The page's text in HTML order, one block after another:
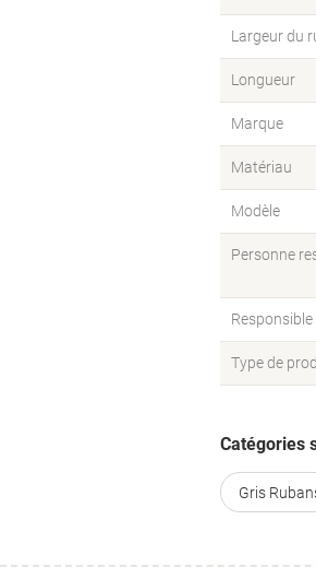
Largeur du
Longueur
Marque
Matériau
Modèle
Personne
Responsible
Type de
Catégories
Gris